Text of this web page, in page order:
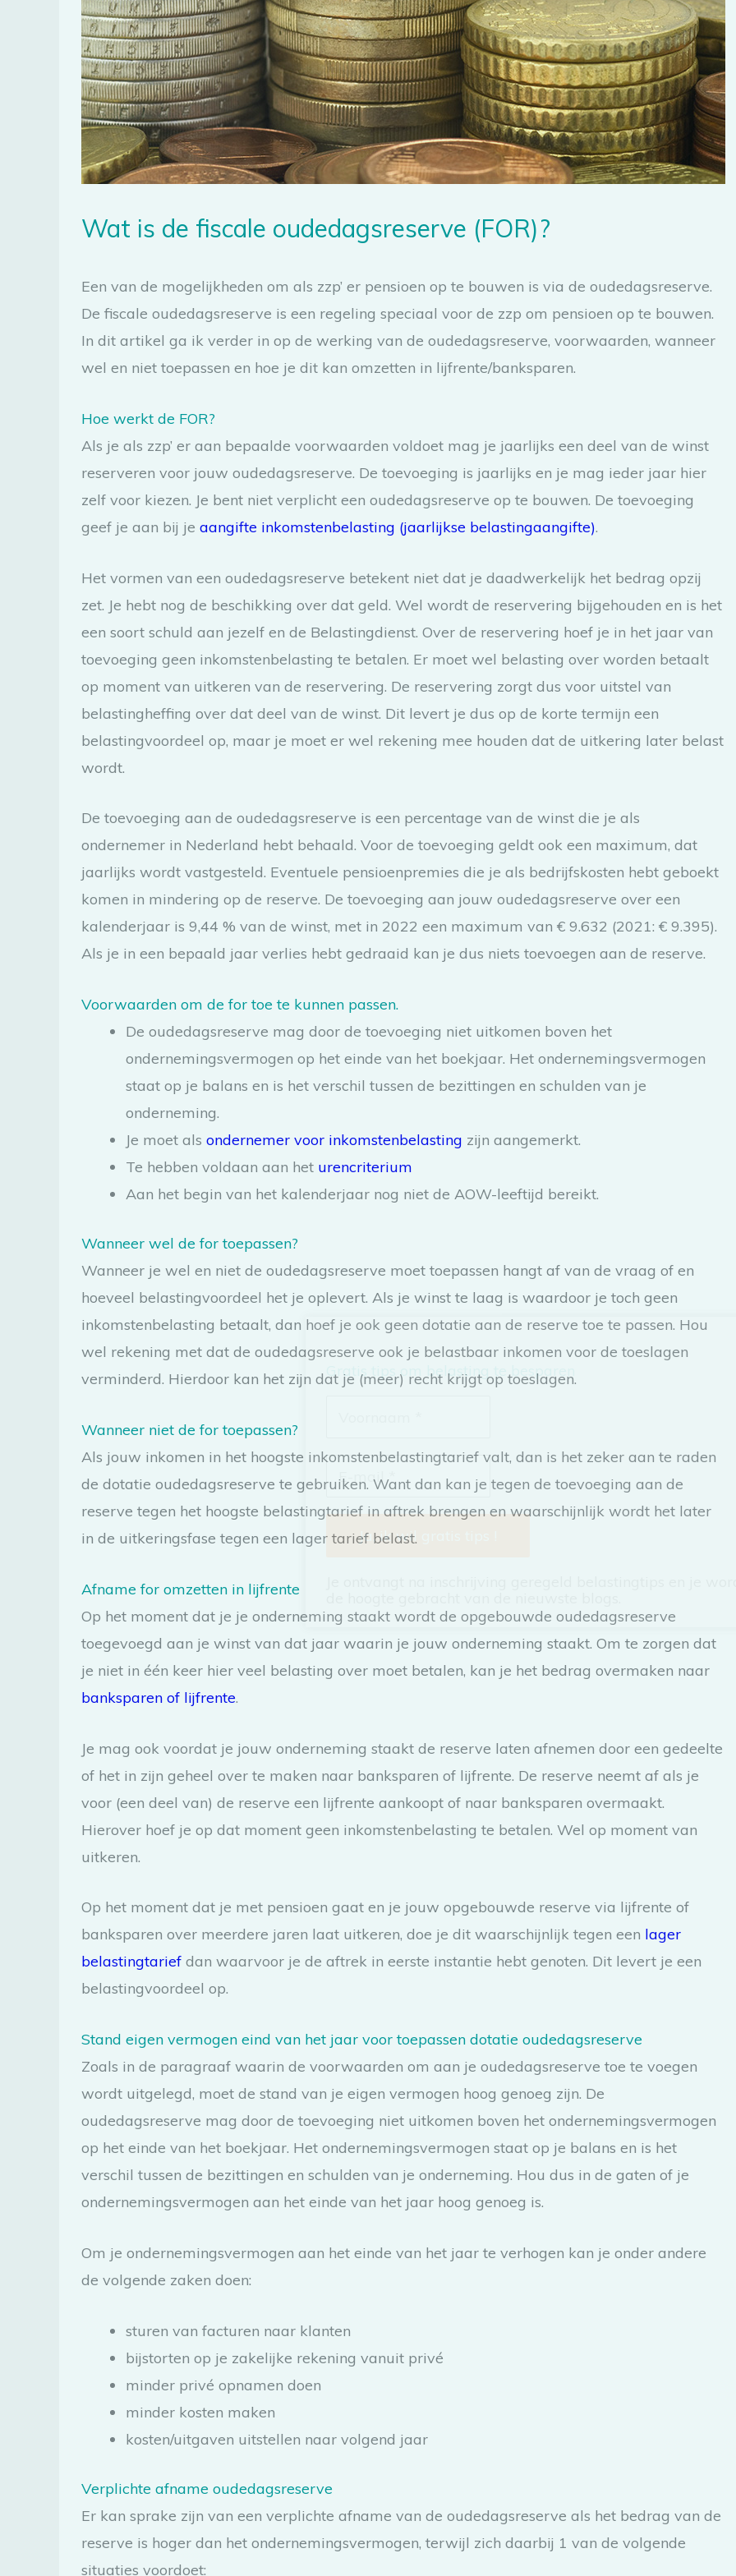
Wat is de fiscale oudedagsreserve (FOR)?
Een van de mogelijkheden om als zzp’ er pensioen op te bouwen is via de oudedagsreserve.
De fiscale oudedagsreserve is een regeling speciaal voor de zzp om pensioen op te bouwen.
In dit artikel ga ik verder in op de werking van de oudedagsreserve, voorwaarden, wanneer
wel en niet toepassen en hoe je dit kan omzetten in lijfrente/banksparen.
Hoe werkt de FOR?
Als je als zzp’ er aan bepaalde voorwaarden voldoet mag je jaarlijks een deel van de winst
reserveren voor jouw oudedagsreserve. De toevoeging is jaarlijks en je mag ieder jaar hier
zelf voor kiezen. Je bent niet verplicht een oudedagsreserve op te bouwen. De toevoeging
geef je aan bij je aangifte inkomstenbelasting (jaarlijkse belastingaangifte).
Het vormen van een oudedagsreserve betekent niet dat je daadwerkelijk het bedrag opzij
zet. Je hebt nog de beschikking over dat geld. Wel wordt de reservering bijgehouden en is het
een soort schuld aan jezelf en de Belastingdienst. Over de reservering hoef je in het jaar van
toevoeging geen inkomstenbelasting te betalen. Er moet wel belasting over worden betaalt
op moment van uitkeren van de reservering. De reservering zorgt dus voor uitstel van
belastingheffing over dat deel van de winst. Dit levert je dus op de korte termijn een
belastingvoordeel op, maar je moet er wel rekening mee houden dat de uitkering later belast
wordt.
De toevoeging aan de oudedagsreserve is een percentage van de winst die je als
ondernemer in Nederland hebt behaald. Voor de toevoeging geldt ook een maximum, dat
jaarlijks wordt vastgesteld. Eventuele pensioenpremies die je als bedrijfskosten hebt geboekt
komen in mindering op de reserve. De toevoeging aan jouw oudedagsreserve over een
kalenderjaar is 9,44 % van de winst, met in 2022 een maximum van € 9.632 (2021: € 9.395).
Als je in een bepaald jaar verlies hebt gedraaid kan je dus niets toevoegen aan de reserve.
Voorwaarden om de for toe te kunnen passen.
De oudedagsreserve mag door de toevoeging niet uitkomen boven het
ondernemingsvermogen op het einde van het boekjaar. Het ondernemingsvermogen
staat op je balans en is het verschil tussen de bezittingen en schulden van je
onderneming.
Je moet als ondernemer voor inkomstenbelasting zijn aangemerkt.
Te hebben voldaan aan het urencriterium
Aan het begin van het kalenderjaar nog niet de AOW-leeftijd bereikt.
Wanneer wel de for toepassen?
Wanneer je wel en niet de oudedagsreserve moet toepassen hangt af van de vraag of en
hoeveel belastingvoordeel het je oplevert. Als je winst te laag is waardoor je toch geen
inkomstenbelasting betaalt, dan hoef je ook geen dotatie aan de reserve toe te passen. Hou
wel rekening met dat de oudedagsreserve ook je belastbaar inkomen voor de toeslagen
verminderd. Hierdoor kan het zijn dat je (meer) recht krijgt op toeslagen.
Wanneer niet de for toepassen?
Als jouw inkomen in het hoogste inkomstenbelastingtarief valt, dan is het zeker aan te raden
de dotatie oudedagsreserve te gebruiken. Want dan kan je tegen de toevoeging aan de
reserve tegen het hoogste belastingtarief in aftrek brengen en waarschijnlijk wordt het later
in de uitkeringsfase tegen een lager tarief belast.
Afname for omzetten in lijfrente
Op het moment dat je je onderneming staakt wordt de opgebouwde oudedagsreserve
toegevoegd aan je winst van dat jaar waarin je jouw onderneming staakt. Om te zorgen dat
je niet in één keer hier veel belasting over moet betalen, kan je het bedrag overmaken naar
banksparen of lijfrente.
Je mag ook voordat je jouw onderneming staakt de reserve laten afnemen door een gedeelte
of het in zijn geheel over te maken naar banksparen of lijfrente. De reserve neemt af als je
voor (een deel van) de reserve een lijfrente aankoopt of naar banksparen overmaakt.
Hierover hoef je op dat moment geen inkomstenbelasting te betalen. Wel op moment van
uitkeren.
Op het moment dat je met pensioen gaat en je jouw opgebouwde reserve via lijfrente of
banksparen over meerdere jaren laat uitkeren, doe je dit waarschijnlijk tegen een lager
belastingtarief dan waarvoor je de aftrek in eerste instantie hebt genoten. Dit levert je een
belastingvoordeel op.
Stand eigen vermogen eind van het jaar voor toepassen dotatie oudedagsreserve
Zoals in de paragraaf waarin de voorwaarden om aan je oudedagsreserve toe te voegen
wordt uitgelegd, moet de stand van je eigen vermogen hoog genoeg zijn. De
oudedagsreserve mag door de toevoeging niet uitkomen boven het ondernemingsvermogen
op het einde van het boekjaar. Het ondernemingsvermogen staat op je balans en is het
verschil tussen de bezittingen en schulden van je onderneming. Hou dus in de gaten of je
ondernemingsvermogen aan het einde van het jaar hoog genoeg is.
Om je ondernemingsvermogen aan het einde van het jaar te verhogen kan je onder andere
de volgende zaken doen:
sturen van facturen naar klanten
bijstorten op je zakelijke rekening vanuit privé
minder privé opnamen doen
minder kosten maken
kosten/uitgaven uitstellen naar volgend jaar
Verplichte afname oudedagsreserve
Er kan sprake zijn van een verplichte afname van de oudedagsreserve als het bedrag van de
reserve is hoger dan het ondernemingsvermogen, terwijl zich daarbij 1 van de volgende
situaties voordoet:
Gratis tips om belasting te besparen